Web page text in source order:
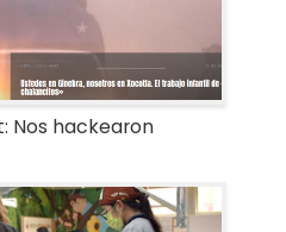
Nos hackearon